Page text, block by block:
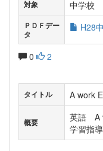
対象 中学校
ＰＤＦデー
タ
H28
0 2
タイトル A work
概要
英語 A
学習指